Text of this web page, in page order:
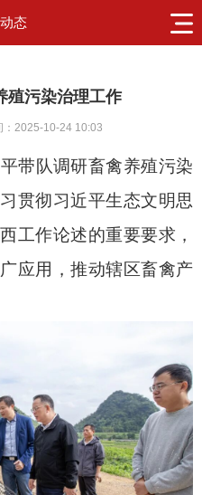
态
殖污染治理工作
：2025-10-24 10:03
带队调研畜禽养殖污染
贯彻习近平生态文明思
工作论述的重要要求，
应用，推动辖区畜禽产